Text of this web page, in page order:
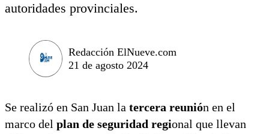
autoridades provinciales.
Redacción ElNueve.com
21 de agosto 2024
Se realizó en San Juan la tercera reunión en el
marco del plan de seguridad regional que llevan